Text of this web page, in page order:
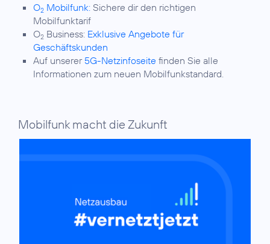
O2 Mobilfunk: Sichere dir den richtigen
Mobilfunktarif
O2 Business: Exklusive Angebote für
Geschäftskunden
Auf unserer 5G-Netzinfoseite finden Sie alle
Informationen zum neuen Mobilfunkstandard.
Mobilfunk macht die Zukunft